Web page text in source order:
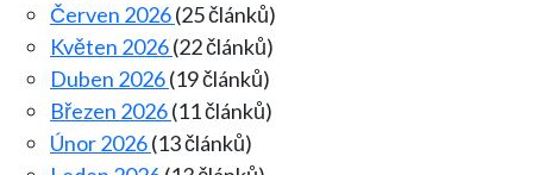
Červen 2026(25 článků)
Květen 2026(22 článků)
Duben 2026(19 článků)
Březen 2026(11 článků)
Únor 2026(13 článků)